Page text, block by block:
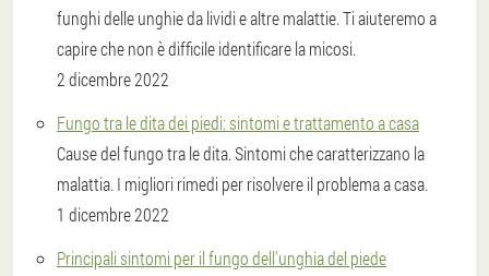
funghi delle unghie da lividi e altre malattie. Ti aiuteremo a
capire che non è difficile identificare la micosi.
2 dicembre 2022
Fungo tra le dita dei piedi: sintomi e trattamento a casa
Cause del fungo tra le dita. Sintomi che caratterizzano la
malattia. I migliori rimedi per risolvere il problema a casa.
1 dicembre 2022
Principali sintomi per il fungo dell'unghia del piede